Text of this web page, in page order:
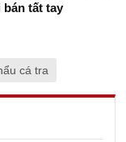
bán tất tay
cá tra